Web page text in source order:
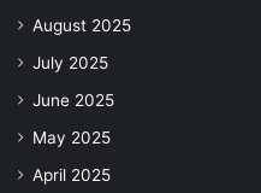
August 2025
July 2025
June 2025
May 2025
April 2025